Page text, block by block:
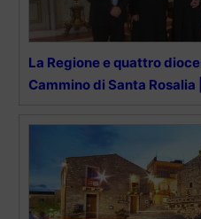
La Regione e quattro
Cammino di Santa Rosalia